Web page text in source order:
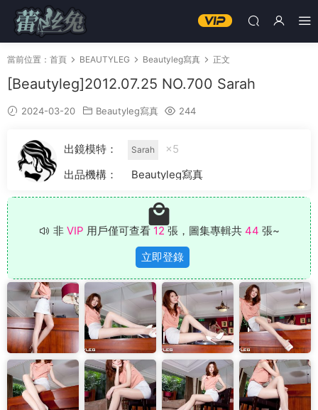
當前位置： 首頁 BEAUTYLEG Beautyleg寫真 正文
[Beautyleg]2012.07.25 NO.700 Sarah
2024-03-20 Beautyleg寫真 244
出鏡模特： Sarah
×5
出品機構：
Beautyleg寫真
非 VIP 用戶僅可查看 12 張，圖集專輯共 44 張~
立即登錄